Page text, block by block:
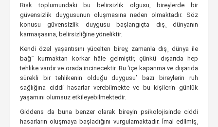
Risk toplumundaki bu belirsizlik olgusu, bireylerde bir
güvensizlik duygusunun oluşmasına neden olmaktadır. Söz
konusu güvensizlik duygusu başlangıçta dış¸ dünyanın
karmaşasına, belirsizliğine yöneliktir.
Kendi özel yaşantısını yücelten birey, zamanla dış¸ dünya ile
bağˆ kurmaktan korkar hâle gelmiştir, çünkü dışarıda hep
tehlike vardır ve orada incinecektir. Bu ‘içe kapanma ve dışarıda
sürekli bir tehlikenin olduğu duygusu’ bazı bireylerin ruh
sağlığına ciddi hasarlar verebilmekte ve bu kişilerin günlük
yaşamını olumsuz etkileyebilmektedir.
Giddens da buna benzer olarak bireyin psikolojisinde ciddi
hasarların oluşmaya başladığını vurgulamaktadır. İmal edilmiş¸